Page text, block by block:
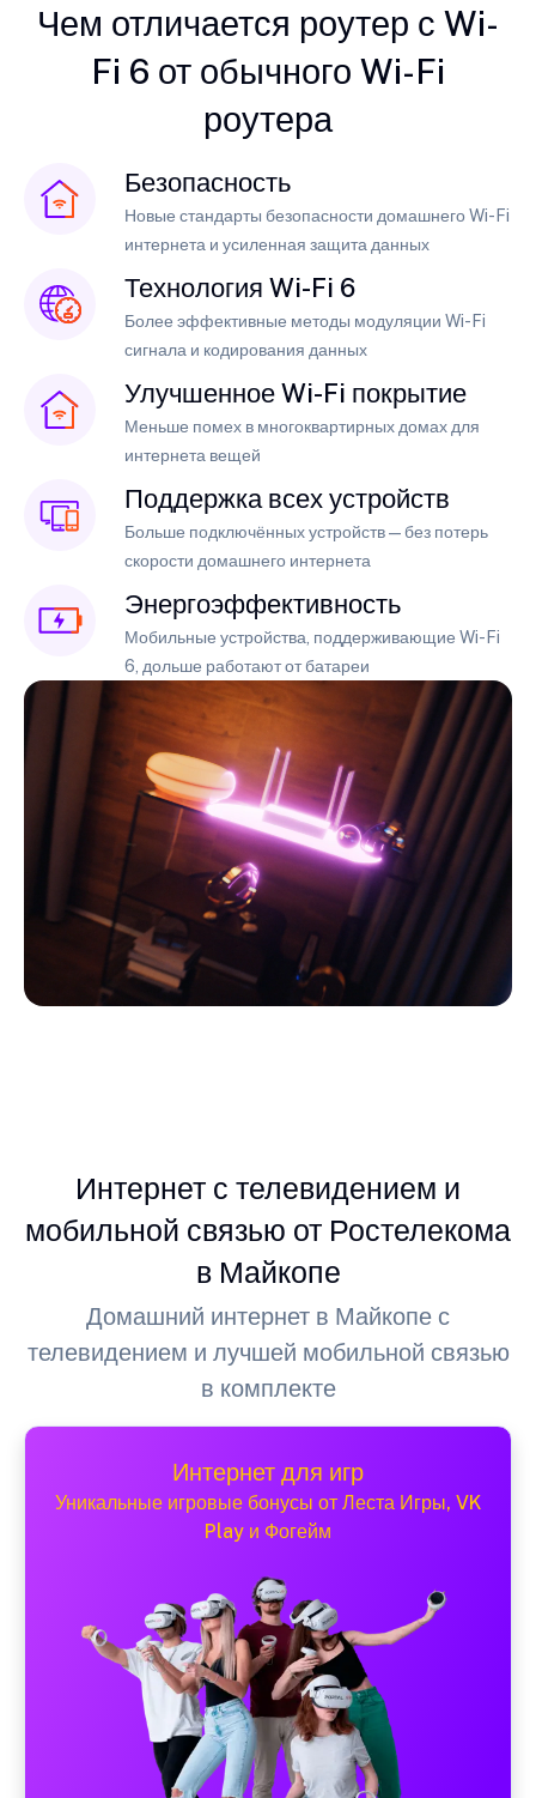
Чем отличается роутер с Wi-
Fi 6 от обычного Wi-Fi
роутера
Безопасность
Новые стандарты безопасности домашнего Wi-Fi
интернета и усиленная защита данных
Технология Wi-Fi 6
Более эффективные методы модуляции Wi-Fi
сигнала и кодирования данных
Улучшенное Wi-Fi покрытие
Меньше помех в многоквартирных домах для
интернета вещей
Поддержка всех устройств
Больше подключённых устройств — без потерь
скорости домашнего интернета
Энергоэффективность
Мобильные устройства, поддерживающие Wi-Fi
6, дольше работают от батареи
Интернет с телевидением и
мобильной связью от Ростелекома
в Майкопе
Домашний интернет в Майкопе с
телевидением и лучшей мобильной связью
в комплекте
Интернет для игр
Уникальные игровые бонусы от Леста Игры, VK
Play и Фогейм